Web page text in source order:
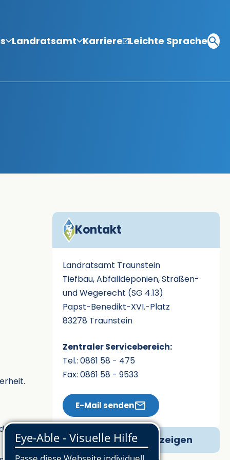
Landratsamt Karriere Leichte Sprache
Kontakt
Landratsamt Traunstein
Tiefbau, Abfalldeponien, Straßen-
und Wegerecht (SG 4.13)
Papst-Benedikt-XVI.-Platz
83278 Traunstein
Zentraler Servicebereich:
Tel.: 0861 58 - 475
Fax: 0861 58 - 9533
E-Mail senden
Ansprechpartner zeigen